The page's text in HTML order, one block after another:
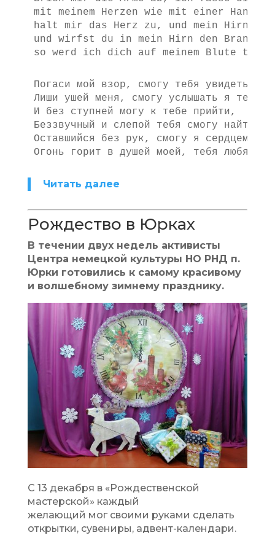
mit meinem Herzen wie mit einer Hand,
halt mir das Herz zu, und mein Hirn
und wirfst du in mein Hirn den Brand,
so werd ich dich auf meinem Blute
Погаси мой взор, смогу тебя увидеть я,
Лиши ушей меня, смогу услышать я тебя,
И без ступней могу к тебе прийти,
Беззвучный и слепой тебя смогу найти
Оставшийся без рук, смогу я сердцем
Огонь горит в душей моей, тебя любя
Читать далее
Рождество в Юрках
В течении двух недель активисты
Центра немецкой культуры НО РНД п.
Юрки готовились к самому красивому
и волшебному зимнему празднику.
С 13 декабря в «Рождественской
мастерской» каждый
желающий мог своими руками сделать
открытки, сувениры, адвент-календари.